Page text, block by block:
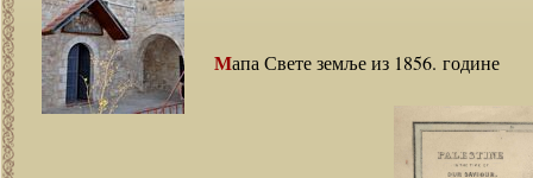
Мапа Свете земље из 1856. године